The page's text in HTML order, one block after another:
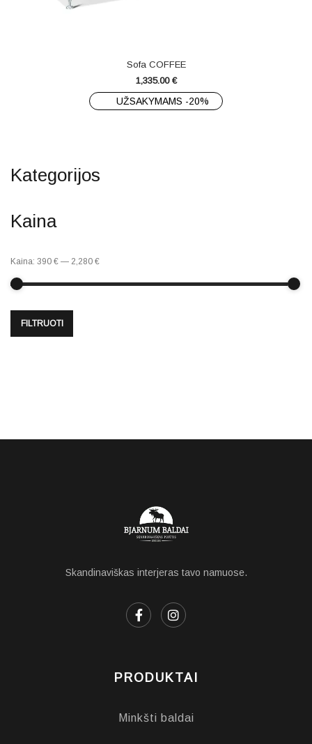
Sofa COFFEE
1,335.00 €
UŽSAKYMAMS -20%
Kategorijos
Kaina
FILTRUOTI
Kaina: 390 € — 2,280 €
Skandinaviškas interjeras tavo namuose.
PRODUKTAI
Minkšti baldai